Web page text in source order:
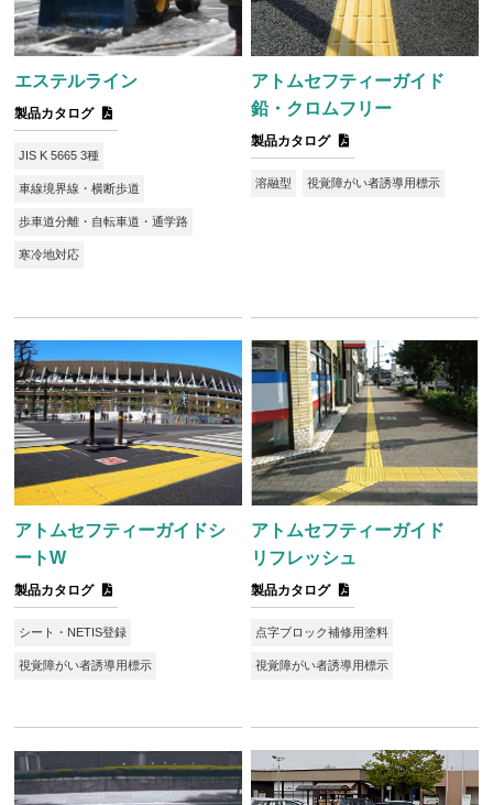
エステルライン
製品カタログ
JIS K 5665 3種
車線境界線・横断歩道
歩車道分離・自転車道・通学路
寒冷地対応
アトムセフティーガイド
鉛・クロムフリー
製品カタログ
溶融型 視覚障がい者誘導用標示
アトムセフティーガイドシ
ートW
製品カタログ
シート・NETIS登録
視覚障がい者誘導用標示
アトムセフティーガイド
リフレッシュ
製品カタログ
点字ブロック補修用塗料
視覚障がい者誘導用標示